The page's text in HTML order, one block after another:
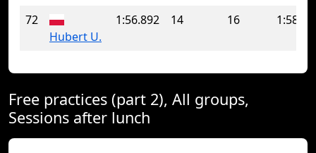
72
Hubert U.
1:56.892 14 16
Free practices (part 2), All groups,
Sessions after lunch